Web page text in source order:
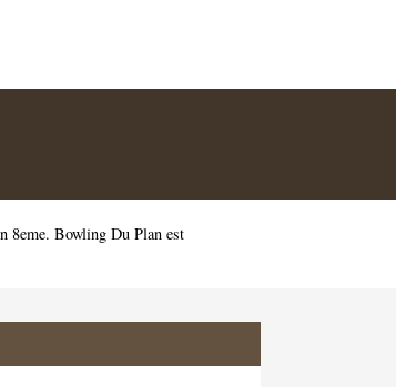
8eme. Bowling Du Plan est